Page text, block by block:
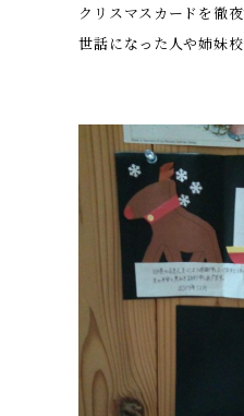
クリスマスカードを徹
世話になった人や姉妹校